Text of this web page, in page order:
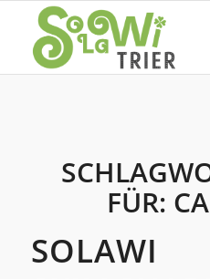
FÜR:
SOLAWI